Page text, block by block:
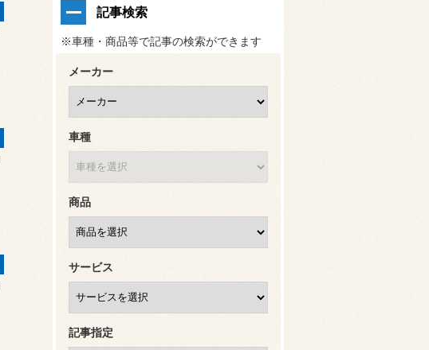
記事検索
※車種・商品等で記事の検索ができます
メーカー
車種
商品
サービス
記事指定